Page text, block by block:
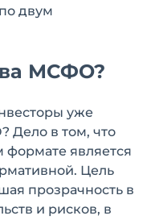
двум
МСФО?
уже
Дело в том, что
формате является
Цель
прозрачность в
и рисков, в